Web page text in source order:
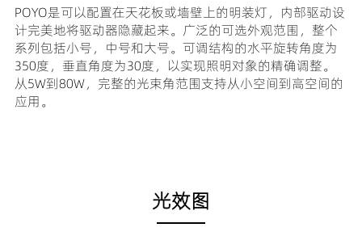
POYO是可以配置在天花板或墙壁上的明装灯，内部驱动设
计完美地将驱动器隐藏起来。广泛的可选外观范围，整个
系列包括小号，中号和大号。可调结构的水平旋转角度为
350度，垂直角度为30度，以实现照明对象的精确调整。
从5W到80W，完整的光束角范围支持从小空间到高空间的
应用。
光效图